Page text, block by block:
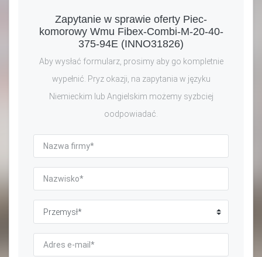
Zapytanie w sprawie oferty Piec-
komorowy Wmu Fibex-Combi-M-20-40-
375-94E (INNO31826)
Aby wysłać formularz, prosimy aby go kompletnie
wypełnić. Pryz okazji, na zapytania w języku
Niemieckim lub Angielskim możemy syzbciej
oodpowiadać.